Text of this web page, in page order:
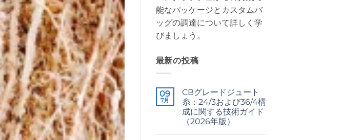
能なパッケージとカスタムバ
ッグの調達について詳しく学
びましょう。
最新の投稿
09
7月
CBグレードジュート
糸：24/3および36/4構
成に関する技術ガイド
（2026年版）